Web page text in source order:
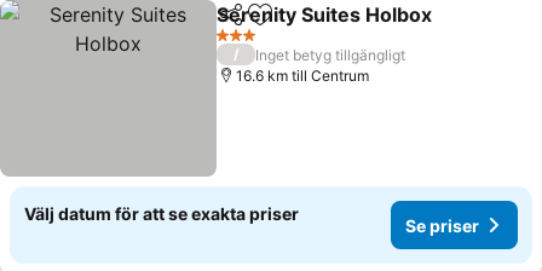
Dela Lägg till i Mina Favoriter
Serenity Suites Holbox
3 Stjärnor
/
Inget betyg tillgängligt
16.6 km till Centrum
Välj datum för att se exakta priser
Se priser